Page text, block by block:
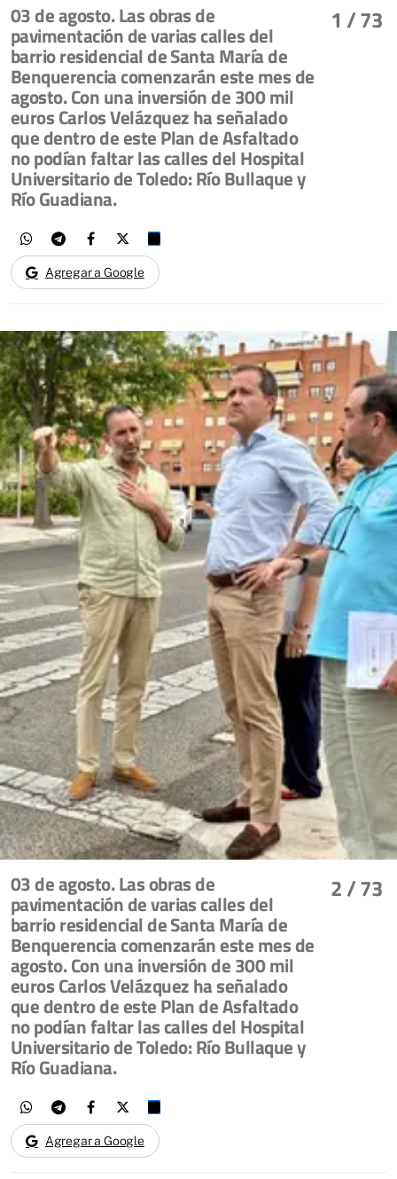
1 / 73
03 de agosto. Las obras de
pavimentación de varias calles del
barrio residencial de Santa María de
Benquerencia comenzarán este mes de
agosto. Con una inversión de 300 mil
euros Carlos Velázquez ha señalado
que dentro de este Plan de Asfaltado
no podían faltar las calles del Hospital
Universitario de Toledo: Río Bullaque y
Río Guadiana.
Agregar a Google
2/ 73
03 de agosto. Las obras de
pavimentación de varias calles del
barrio residencial de Santa María de
Benquerencia comenzarán este mes de
agosto. Con una inversión de 300 mil
euros Carlos Velázquez ha señalado
que dentro de este Plan de Asfaltado
no podían faltar las calles del Hospital
Universitario de Toledo: Río Bullaque y
Río Guadiana.
Agregar a Google